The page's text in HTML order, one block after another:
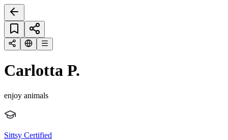
Carlotta P.
enjoy animals
Sittsy Certified